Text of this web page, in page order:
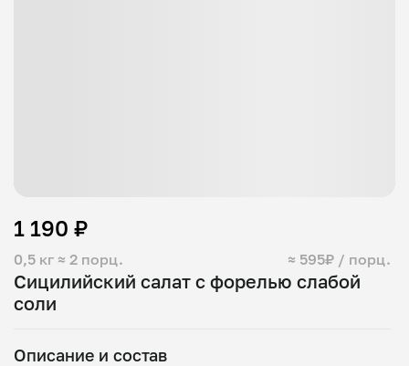
Сицилийский салат с форелью слабой
соли
0,5 кг ≈ 2 порц. ≈ 595₽ / порц.
1 190 ₽
Описание и состав